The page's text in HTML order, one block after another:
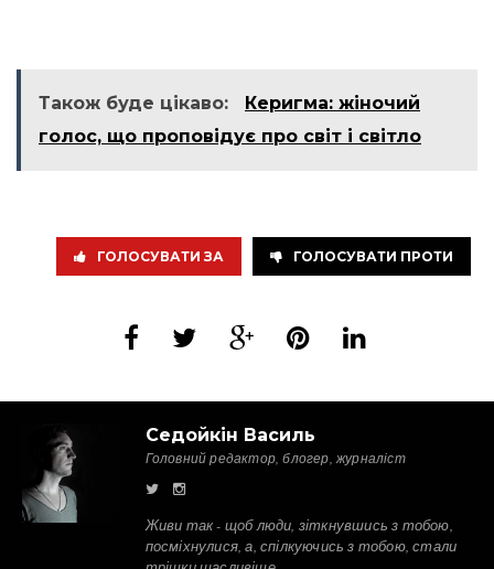
Також буде цікаво:
Керигма: жіночий
голос, що проповідує про світ і світло
ГОЛОСУВАТИ ЗА ГОЛОСУВАТИ ПРОТИ
Седойкін Василь
Головний редактор, блогер, журналіст
Живи так - щоб люди, зіткнувшись з тобою,
посміхнулися, а, спілкуючись з тобою, стали